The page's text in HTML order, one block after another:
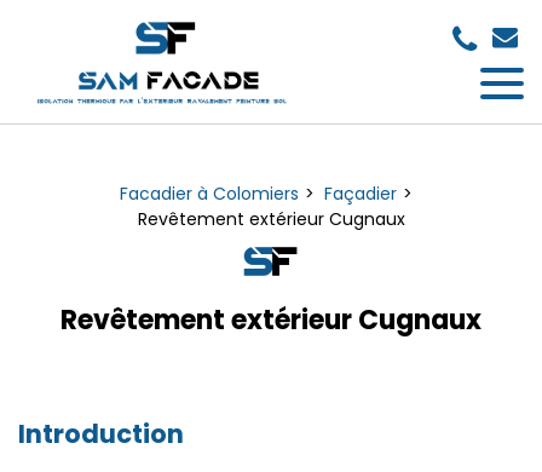
Facadier à Colomiers
Façadier
Revêtement extérieur Cugnaux
Revêtement extérieur Cugnaux
Introduction